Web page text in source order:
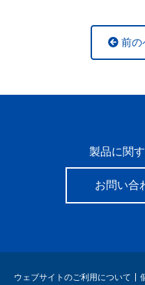
前の
製品に関
お問い合
ウェブサイトのご利用について